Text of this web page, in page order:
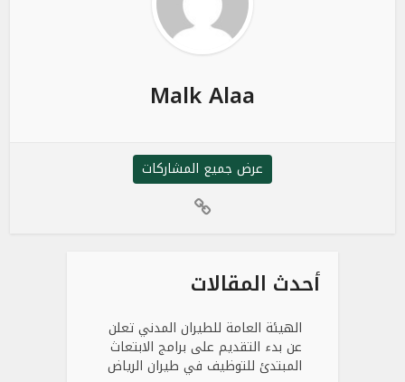
Malk Alaa
عرض جميع المشاركات
أحدث المقالات
الهيئة العامة للطيران المدني تعلن
عن بدء التقديم على برامج الابتعاث
المبتدئ للتوظيف في طيران الرياض